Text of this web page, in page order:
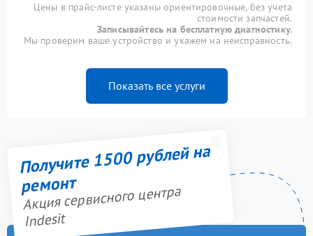
Цены в прайс-листе указаны ориентировочные, без учета
стоимости запчастей.
Записывайтесь на бесплатную диагностику.
Мы проверим ваше устройство и укажем на неисправность.
Показать все услуги
Получите 1500 рублей на
ремонт
Акция сервисного центра
Indesit